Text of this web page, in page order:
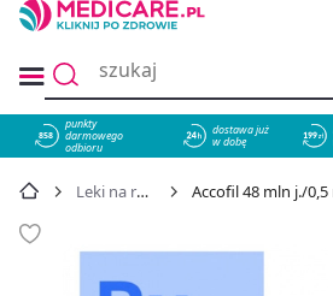
858
punkty
darmowego
odbioru
dostawa już
w dobę
Leki na receptę Accofil 48 mln j./0,5 ml 5